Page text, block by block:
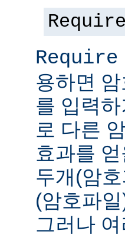
용하면
를 입력
로 다른
효과를
두개(암
(암호파
그러나